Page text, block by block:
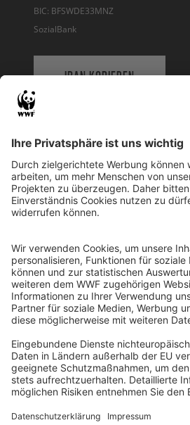
BIC: BFSWDE33MNZ
SozialBank
IBAN KOPIEREN
WWF Deutschland
Reinhardtstr. 18
10117 Berlin
Ihre Spende kann steuerlich geltend
Registriert als Stiftung WWF
Justiz Berlin, Az: 3416/976/2
Umsatzsteuer-Identifikationsnummer:
Freistellungsbescheid: Als
von der Körperschaftssteuer gem. §5 I
Steuernummer 27/641/09321